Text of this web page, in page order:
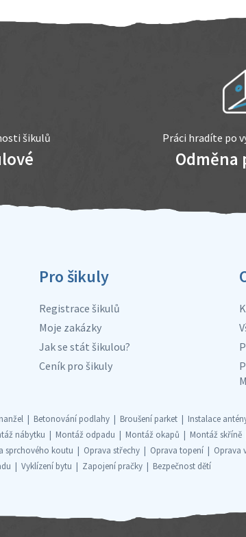
šikulů Práci hradíte po
Odměna
Pro šikuly
Registrace šikulů
Moje zakázky
Jak se stát šikulou?
Ceník pro šikuly
Betonování podlahy Broušení parket Instalace
nábytku Montáž odpadu Montáž okapů Montáž skříně
sprchového koutu Oprava střechy Oprava topení Oprava
Vyklízení bytu Zapojení pračky Bezpečnost dětí